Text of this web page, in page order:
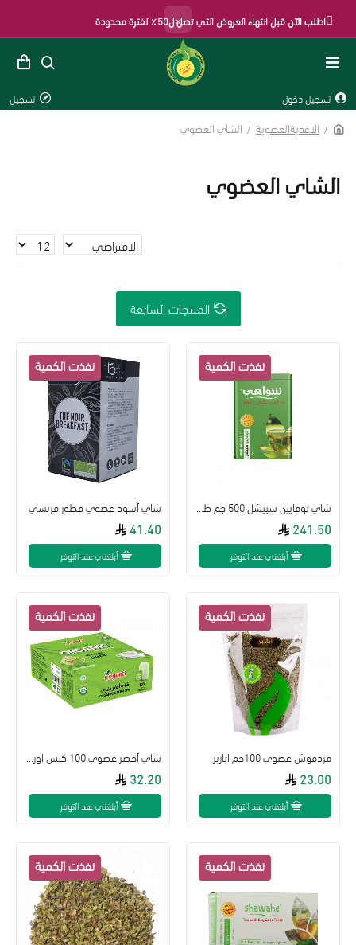
اطلب الآن قبل انتهاء العروض التي تصل ل50٪ لفترة محدودة×
تسجيل دخول تسجيل
الاغذيةالعضوية الشاي العضوي
الشاي العضوي
المنتجات السابقة
241.50
أبلغني عند التوفر
شاي أسود عضوي فطور فرنسي
41.40
أبلغني عند التوفر
مردقوش عضوي 100جم ابازير
23.00
أبلغني عند التوفر
32.20
أبلغني عند التوفر